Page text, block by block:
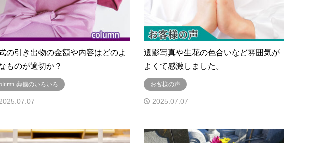
の引き出物の金額や内容はどのよ
ものが適切か？
葬儀のいろいろ
2025.07.07
遺影写真や生花の色合いなど雰囲気が
よくて感激しました。
お客様の声
2025.07.07